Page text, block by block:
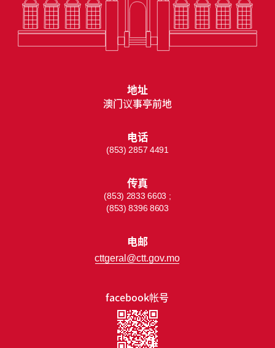
facebook帐号
地址
澳门议事亭前地
电话
(853) 2857 4491
传真
(853) 2833 6603 ;
(853) 8396 8603
电邮
cttgeral@ctt.gov.mo